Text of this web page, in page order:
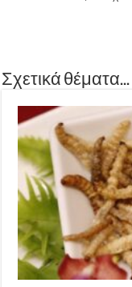
Σχετικά θέματα...